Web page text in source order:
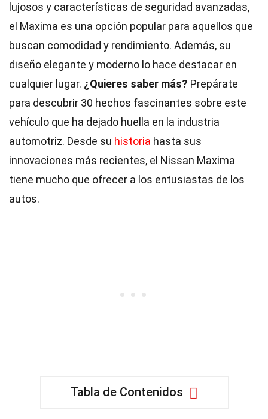
lujosos y características de seguridad avanzadas,
el Maxima es una opción popular para aquellos que
buscan comodidad y rendimiento. Además, su
diseño elegante y moderno lo hace destacar en
cualquier lugar. ¿Quieres saber más? Prepárate
para descubrir 30 hechos fascinantes sobre este
vehículo que ha dejado huella en la industria
automotriz. Desde su historia hasta sus
innovaciones más recientes, el Nissan Maxima
tiene mucho que ofrecer a los entusiastas de los
autos.
Tabla de Contenidos